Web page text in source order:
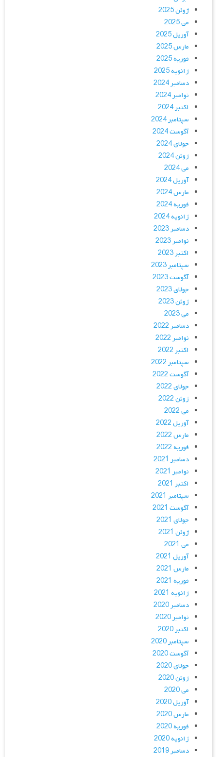
ژوئن 2025
می 2025
آوریل 2025
مارس 2025
فوریه 2025
ژانویه 2025
دسامبر 2024
نوامبر 2024
اکتبر 2024
سپتامبر 2024
آگوست 2024
جولای 2024
ژوئن 2024
می 2024
آوریل 2024
مارس 2024
فوریه 2024
ژانویه 2024
دسامبر 2023
نوامبر 2023
اکتبر 2023
سپتامبر 2023
آگوست 2023
جولای 2023
ژوئن 2023
می 2023
دسامبر 2022
نوامبر 2022
اکتبر 2022
سپتامبر 2022
آگوست 2022
جولای 2022
ژوئن 2022
می 2022
آوریل 2022
مارس 2022
فوریه 2022
دسامبر 2021
نوامبر 2021
اکتبر 2021
سپتامبر 2021
آگوست 2021
جولای 2021
ژوئن 2021
می 2021
آوریل 2021
مارس 2021
فوریه 2021
ژانویه 2021
دسامبر 2020
نوامبر 2020
اکتبر 2020
سپتامبر 2020
آگوست 2020
جولای 2020
ژوئن 2020
می 2020
آوریل 2020
مارس 2020
فوریه 2020
ژانویه 2020
دسامبر 2019